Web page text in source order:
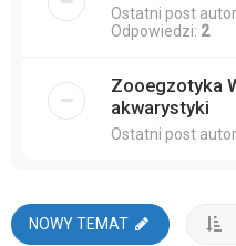
Ostatni post
Odpowiedzi: 2
Zooegzotyka
akwarystyki
Ostatni post
NOWY TEMAT